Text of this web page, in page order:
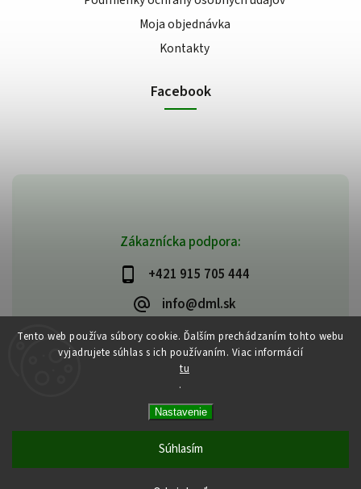
Tento web používa súbory cookie. Ďalším prechádzaním tohto webu
vyjadrujete súhlas s ich používaním. Viac informácií
tu
.
Nastavenie
Súhlasím
Zákaznícka podpora:
+421 915 705 444
info@dml.sk
Moja objednávka
Kontakty
Facebook
bifeedus | BIO | DIA | BEZLEPKOVÉ POTRAVINY
práva vyhradené.
Shoptet | Design